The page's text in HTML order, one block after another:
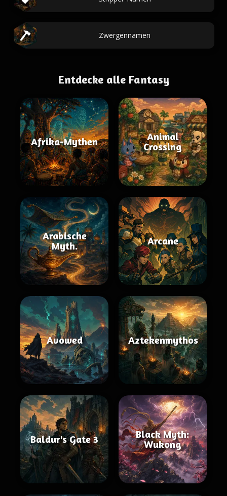
Zwergennamen
Entdecke alle Fantasy
Afrika-Mythen
Animal
Crossing
Arabische
Myth.
Arcane
Avowed Aztekenmythos
Baldur's Gate 3
Black Myth:
Wukong